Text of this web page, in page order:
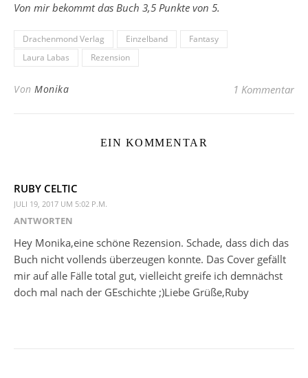
Von mir bekommt das Buch 3,5 Punkte von 5.
Drachenmond Verlag Einzelband
Fantasy
Laura Labas
Rezension
Von Monika 1 Kommentar
EIN KOMMENTAR
RUBY CELTIC
JULI 19, 2017 UM 5:02 P.M.
ANTWORTEN
Hey Monika,eine schöne Rezension. Schade, dass dich das
Buch nicht vollends überzeugen konnte. Das Cover gefällt
mir auf alle Fälle total gut, vielleicht greife ich demnächst
doch mal nach der GEschichte ;)Liebe Grüße,Ruby